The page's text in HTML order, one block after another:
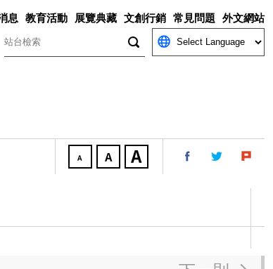
息 教育活動 展覽典藏 文創行銷 常見問題
外文網站